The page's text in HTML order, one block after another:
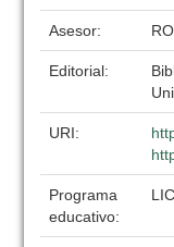
Asesor:
Editorial:
URI:
Programa
educativo: